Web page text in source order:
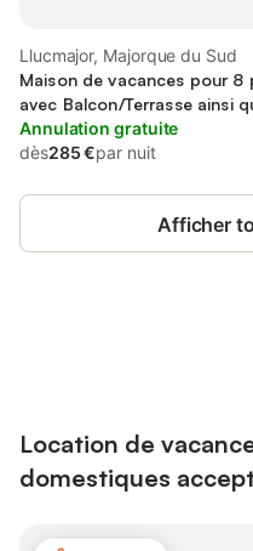
Llucmajor, Majorque du Sud
Maison de vacances pour 8
avec Balcon/Terrasse ainsi
Piscine
Annulation gratuite
dès285 €par nuit
Afficher
Location de
domestiques